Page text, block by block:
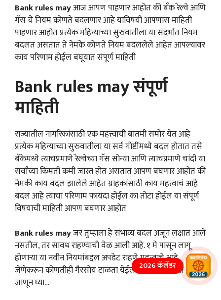
Bank rules mayआज आपण पाहणार आहोत की बँक रेल्वे आणि
गॅस चे नियम कोणते बदलणार आहे याविषयी आपणास माहिती
पाहणार आहोत प्रत्येक महिन्याच्या सुरुवातीला या संदर्भात नियम
बदलत असतात ते नेमके कोणते नियम बदललेले आहेत आपल्यावर
काय परिणाम होईल बघूयात संपूर्ण माहिती
Bank rules may संपूर्ण
माहिती
राज्यातील नागरिकांसाठी एक महत्त्वाची बातमी समोर येत आहे
प्रत्येक महिन्याच्या सुरुवातीला या सर्व गोष्टींमध्ये बदल होतात तसे
बँकेमध्ये त्याचप्रमाणे रेल्वेच्या गॅस सोन्या आणि त्याचप्रमाणे चांदी या
सर्वांच्या किमती कमी जास्त होत असतात आपण बघणार आहोत की
नेमकी काय बदल झालेले आहेत ग्राहकांसाठी काय महत्वाचं आहे
बदल आहे त्याचा परिणाम फायदा होईल का तोटा होईल या संपूर्ण
विषयाची माहिती आपण बघणार आहोत
Bank rules mayजर तुम्हाला हे संभाव्य बदल अजून लक्षात आले
नसतील, तर सावध राहण्याची वेळ आली आहे. १ मे पासून लागू
होणाऱ्या या नवीन नियमांबद्दल अपडेट राहणे महत्वाचे आहे
जेणेकरून कोणतीही गैरसोय टाळता येईल.काय बदल होणार ते
जाणून घ्या…
2026 कॅलेंडर